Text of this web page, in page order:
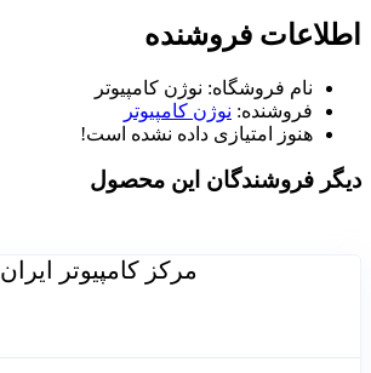
اطلاعات فروشنده
نام فروشگاه: نوژن کامپیوتر
فروشنده: نوژن کامپیوتر
هنوز امتیازی داده نشده است!
دیگر فروشندگان این محصول
مرکز کامپیوتر ایران